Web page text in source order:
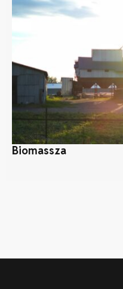
Biomassza